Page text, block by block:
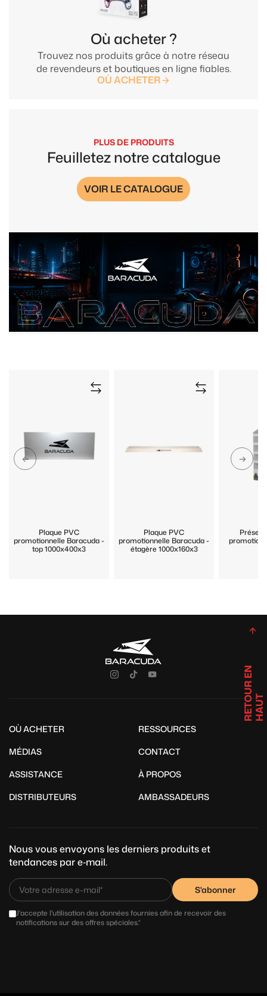
Trouvez nos produits grâce à notre réseau
de revendeurs et boutiques en ligne fiables.
Où acheter ?
OÙ ACHETER
PLUS DE PRODUITS
Feuilletez notre catalogue
VOIR LE CATALOGUE
Plaque PVC
promotionnelle Baracuda -
top 1000x400x3
Plaque PVC
promotionnelle Baracuda -
étagère 1000x160x3
OÙ ACHETER
RESSOURCES
MÉDIAS
CONTACT
ASSISTANCE
À PROPOS
DISTRIBUTEURS
AMBASSADEURS
Nous vous envoyons les derniers produits et
tendances par e‑mail.
S'abonner
J'accepte l'utilisation des données fournies afin de recevoir des
notifications sur des offres spéciales.*
R
E
TO
U
R
E
N
H
A
UT